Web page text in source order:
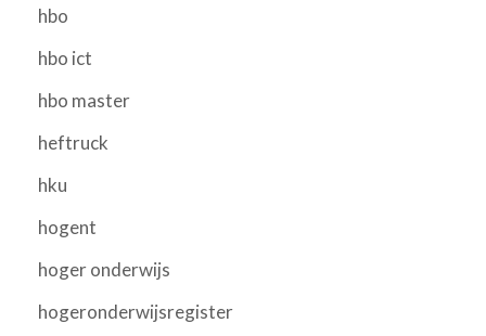
hbo
hbo ict
hbo master
heftruck
hku
hogent
hoger onderwijs
hogeronderwijsregister